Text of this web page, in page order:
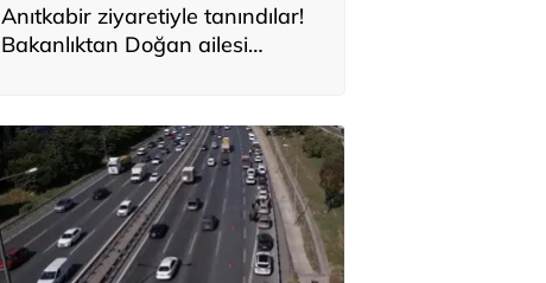
Anıtkabir ziyaretiyle tanındılar!
Bakanlıktan Doğan ailesi